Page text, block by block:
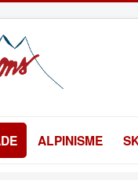
ALPINISME